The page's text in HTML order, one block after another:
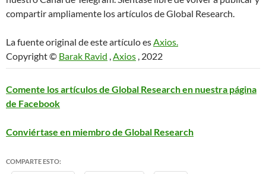
compartir ampliamente los artículos de Global Research.
La fuente original de este artículo esAxios.
Copyright © Barak Ravid ,Axios , 2022
Comente los artículos de Global Research en nuestra página
de Facebook
Conviértase en miembro de Global Research
COMPARTE ESTO: